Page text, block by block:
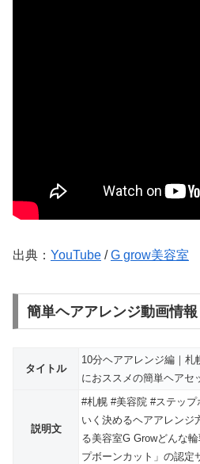
出典： YouTube /G grow美容室
簡単ヘアアレンジ動画情報
タイトル
10分ヘアアレンジ編｜札
におススメの簡単ヘアセ
説明文
#札幌 #美容院 #ステッ
いく決めるヘアアレンジ
る美容室G Growどんな
プボーンカット」の認定